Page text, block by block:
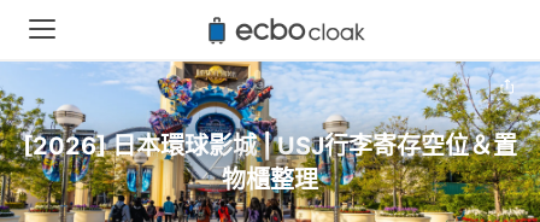
[2026] 日本環球影城 | USJ行李寄存空位＆置
物櫃整理